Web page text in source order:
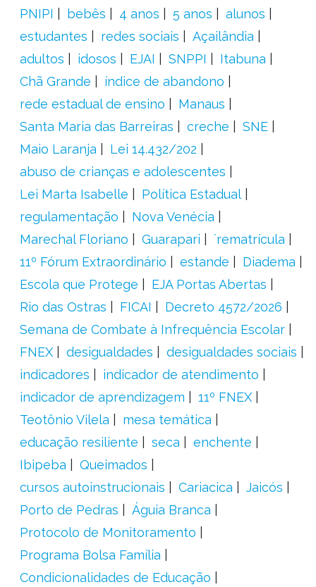
PNIPI
bebês 4 anos 5 anos
alunos
estudantes
redes sociais
Açailândia
adultos
idosos EJAI SNPPI
Itabuna
Chã Grande
índice de abandono
rede estadual de ensino
Manaus
Santa Maria das Barreiras
creche
SNE
Maio Laranja
Lei 14.432/202
abuso de crianças e adolescentes
Lei Marta Isabelle
Política Estadual
regulamentação
Nova Venécia
Marechal Floriano
Guarapari
´rematrícula
11º Fórum Extraordinário
estande
Diadema
Escola que Protege
EJA Portas Abertas
Rio das Ostras
FICAI
Decreto 4572/2026
Semana de Combate à Infrequência Escolar
FNEX
desigualdades
desigualdades sociais
indicadores
indicador de atendimento
indicador de aprendizagem
11º FNEX
Teotônio Vilela
mesa temática
educação resiliente
seca
enchente
Ibipeba
Queimados
cursos autoinstrucionais
Cariacica
Jaicós
Porto de Pedras
Águia Branca
Protocolo de Monitoramento
Programa Bolsa Família
Condicionalidades de Educação